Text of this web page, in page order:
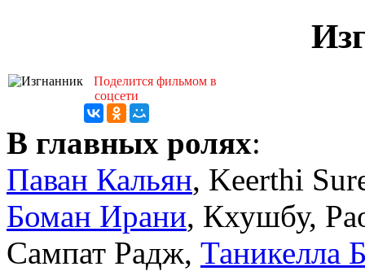
Поделится фильмом в
соцсети
В главных ролях:
Паван Кальян, Keerthi
Боман Ирани, Кхушбу,
Сампат Радж, Таникелла